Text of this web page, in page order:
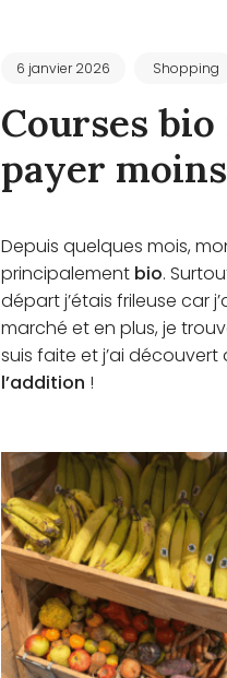
6 janvier 2026 Shopping
Courses
payer
Depuis quelques mois,
principalement bio.
départ j’étais frileuse car
marché et en plus, je
suis faite et j’ai
l’addition !